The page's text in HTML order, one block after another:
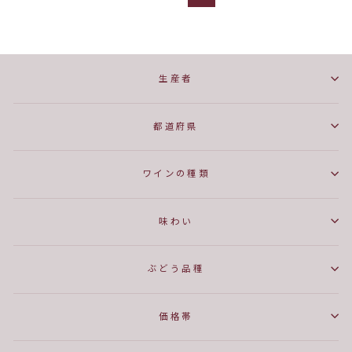
生産者
都道府県
ワインの種類
味わい
ぶどう品種
価格帯